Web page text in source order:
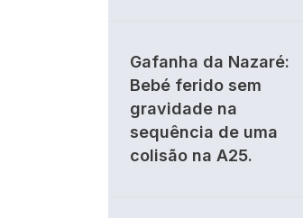
Gafanha da Nazaré:
Bebé ferido sem
gravidade na
sequência de uma
colisão na A25.